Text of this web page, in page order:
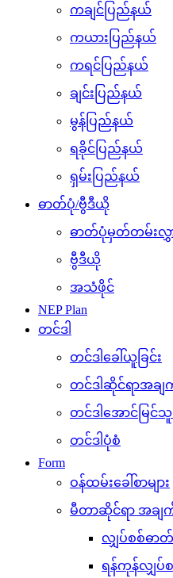
ကချင်ပြည်နယ်
ကယားပြည်နယ်
ကရင်ပြည်နယ်
ချင်းပြည်နယ်
မွန်ပြည်နယ်
ရခိုင်ပြည်နယ်
ရှမ်းပြည်နယ်
ဓာတ်ပုံ/ဗွီဒီယို
ဓာတ်ပုံမှတ်တမ်းလွှ
ဗွီဒီယို
အသံဖိုင်
NEP Plan
တင်ဒါ
တင်ဒါခေါ်ယူခြင်း
တင်ဒါဆိုင်ရာအခ
တင်ဒါအောင်မြင်သူမ
တင်ဒါပုံစံ
Form
ဝန်ထမ်းခေါ်စာများ
မီတာဆိုင်ရာ အချ
လျှပ်စစ်ဓာတ်
ရန်ကုန်လျှပ်စ